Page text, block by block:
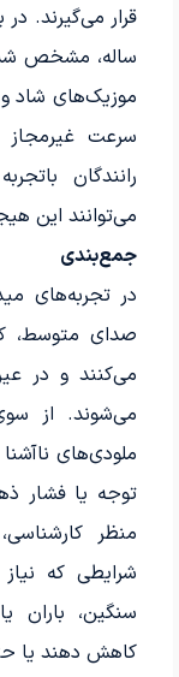
ساله، مشخص شد
موزیک‌های شاد
سرعت
رانندگان
می‌توانند این
جمع‌بندی
در تجربه‌های
صدای متوسط،
می‌کنند و در
می‌شوند. از
ملودی‌های
توجه یا فشار
منظر
شرایطی که
سنگین،
کاهش دهند یا